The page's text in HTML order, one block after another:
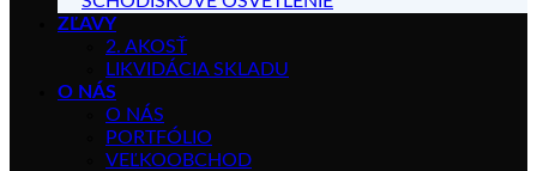
ZĽAVY
2. AKOSŤ
LIKVIDÁCIA SKLADU
O NÁS
O NÁS
PORTFÓLIO
VEĽKOOBCHOD